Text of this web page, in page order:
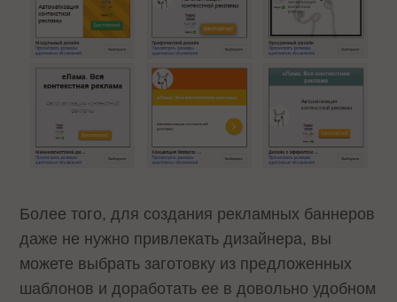
Более того, для создания рекламных баннеров
даже не нужно привлекать дизайнера, вы
можете выбрать заготовку из предложенных
шаблонов и доработать ее в довольно удобном